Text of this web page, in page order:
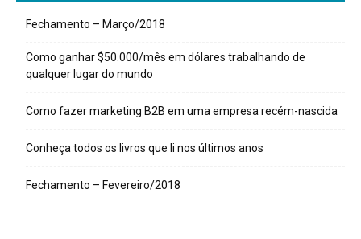
Fechamento – Março/2018
Como ganhar $50.000/mês em dólares trabalhando de
qualquer lugar do mundo
Como fazer marketing B2B em uma empresa recém-nascida
Conheça todos os livros que li nos últimos anos
Fechamento – Fevereiro/2018